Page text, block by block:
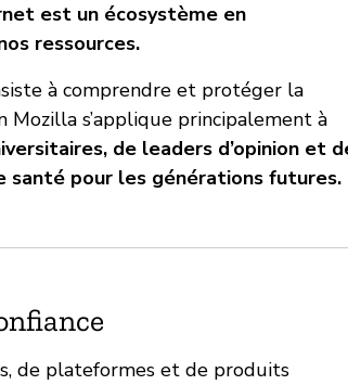
est un écosystème en
ressources.
à comprendre et protéger la
Mozilla s’applique principalement à
de leaders d’opinion et
pour les générations futures.
de plateformes et de produits